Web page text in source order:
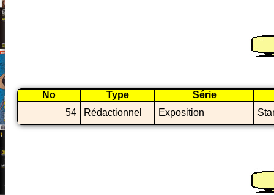
No Type
Série
54
Rédactionnel Exposition